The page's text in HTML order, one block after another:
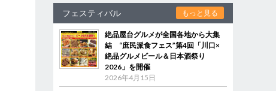
フェスティバル もっと見る
絶品屋台グルメが全国各地から大集
結 “庶民派食フェス”第4回「川口×
絶品グルメビール＆日本酒祭り
2026」を開催
2026年4月15日